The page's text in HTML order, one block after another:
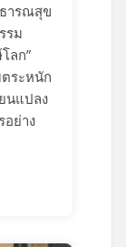
ารณสุข
รม
ลก”
ตระหนัก
นแปลง
ย่าง